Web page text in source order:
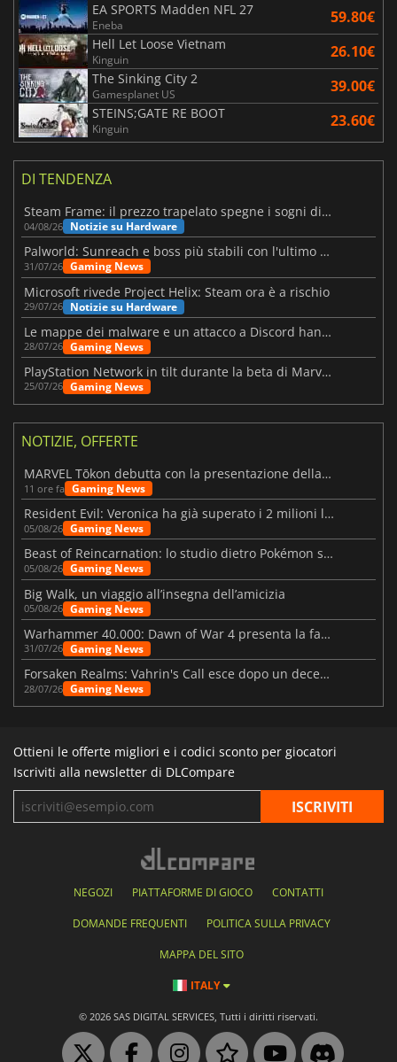
EA SPORTS Madden NFL 27
Eneba 59.80€
Hell Let Loose Vietnam
Kinguin 26.10€
The Sinking City 2
Gamesplanet US 39.00€
STEINS;GATE RE BOOT
Kinguin 23.60€
DI TENDENZA
Steam Frame: il prezzo trapelato spegne i sogni di un VR economico
04/08/26 Notizie su Hardware
Palworld: Sunreach e boss più stabili con l'ultimo update
31/07/26 Gaming News
Microsoft rivede Project Helix: Steam ora è a rischio
29/07/26 Notizie su Hardware
Le mappe dei malware e un attacco a Discord hanno colpito Meccha Chameleon
28/07/26 Gaming News
PlayStation Network in tilt durante la beta di Marvel Tōkon
25/07/26 Gaming News
NOTIZIE, OFFERTE
MARVEL Tōkon debutta con la presentazione della roadmap per il primo anno
11 ore fa Gaming News
Resident Evil: Veronica ha già superato i 2 milioni liste dei desideri
05/08/26 Gaming News
Beast of Reincarnation: lo studio dietro Pokémon su una nuova strada
05/08/26 Gaming News
Big Walk, un viaggio all’insegna dell’amicizia
05/08/26 Gaming News
Warhammer 40.000: Dawn of War 4 presenta la fazione dei Necron
31/07/26 Gaming News
Forsaken Realms: Vahrin's Call esce dopo un decennio di sviluppo
28/07/26 Gaming News
Ottieni le offerte migliori e i codici sconto per giocatori
Iscriviti alla newsletter di DLCompare
NEGOZI PIATTAFORME DI GIOCO CONTATTI
DOMANDE FREQUENTI POLITICA SULLA PRIVACY
MAPPA DEL SITO
ITALY
© 2026 SAS DIGITAL SERVICES, Tutti i diritti riservati.